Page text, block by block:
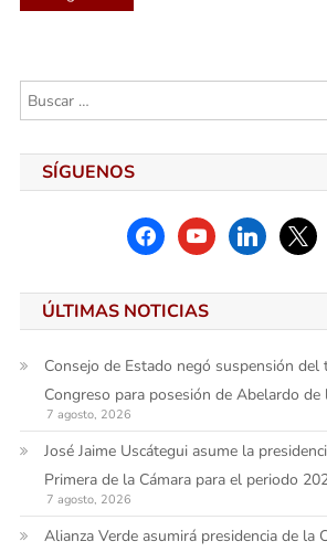
entradas
SÍGUENOS
facebookyoutubelinkedinx
ÚLTIMAS NOTICIAS
Consejo de Estado negó suspensión del
Congreso para posesión de Abelardo de
7 agosto, 2026
José Jaime Uscátegui asume la
Primera de la Cámara para el periodo
7 agosto, 2026
Alianza Verde asumirá presidencia de la